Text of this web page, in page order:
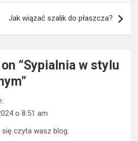
Jak wiązać szalik do płaszcza?
“Sypialnia w stylu
”
o 8:51 am
się czyta wasz blog.